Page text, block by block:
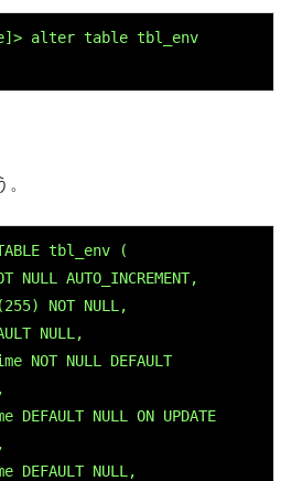
alter table tbl_env
tbl_env (
AUTO_INCREMENT,
NOT NULL,
NULL,
NOT NULL DEFAULT
DEFAULT NULL ON UPDATE
DEFAULT NULL,